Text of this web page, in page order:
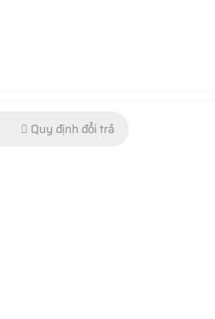
Quy định đổi trả